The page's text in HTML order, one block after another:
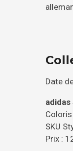
Date
SKU
Prix :